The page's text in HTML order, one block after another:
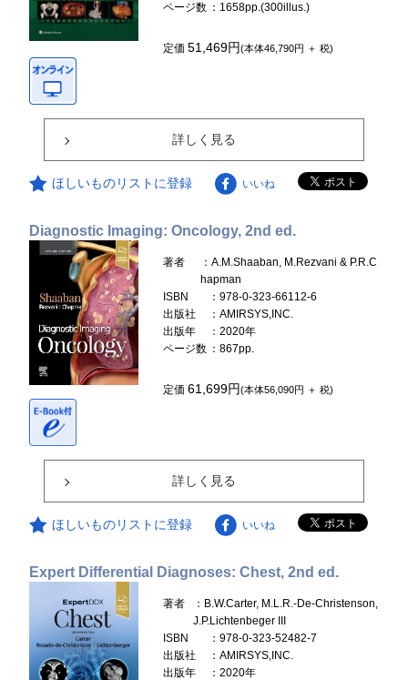
ページ数 ：1658pp.(300illus.)
定価51,469円(本体46,790円 ＋ 税)
詳しく見る
ほしいものリストに登録 いいね
Diagnostic Imaging: Oncology, 2nd ed.
著者
：A.M.Shaaban, M.Rezvani & P.R.C
hapman
ISBN
：978-0-323-66112-6
出版社
：AMIRSYS,INC.
出版年
：2020年
ページ数 ：867pp.
定価61,699円(本体56,090円 ＋ 税)
詳しく見る
ほしいものリストに登録 いいね
Expert Differential Diagnoses: Chest, 2nd ed.
著者
：B.W.Carter, M.L.R.-De-Christenson,
J.P.Lichtenbeger III
ISBN
：978-0-323-52482-7
出版社
：AMIRSYS,INC.
出版年
：2020年